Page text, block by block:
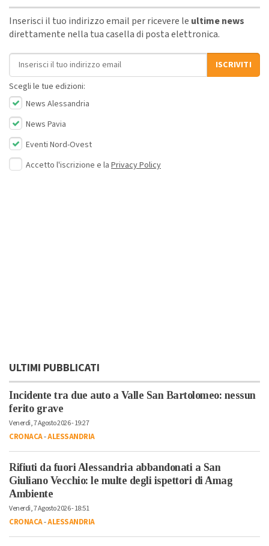
Inserisci il tuo indirizzo email per ricevere le ultime news
direttamente nella tua casella di posta elettronica.
Indirizzo email
ISCRIVITI
Scegli le tue edizioni:
News Alessandria
News Pavia
Eventi Nord-Ovest
Accetto l'iscrizione e la Privacy Policy
ULTIMI PUBBLICATI
Incidente tra due auto a Valle San Bartolomeo: nessun
ferito grave
Venerdì, 7 Agosto 2026 - 19:27
CRONACA-ALESSANDRIA
Rifiuti da fuori Alessandria abbandonati a San
Giuliano Vecchio: le multe degli ispettori di Amag
Ambiente
Venerdì, 7 Agosto 2026 - 18:51
CRONACA-ALESSANDRIA